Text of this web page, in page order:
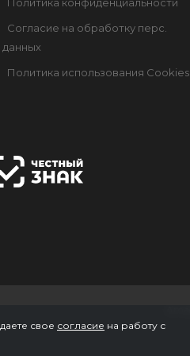
Политика конфиденциальности
Согласие на обработку перс.
данных
Политика использования Cookies
свое согласие на работу с